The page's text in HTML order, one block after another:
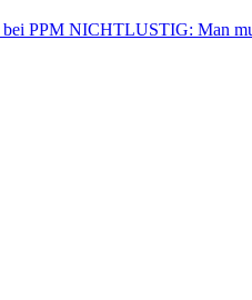
PPM NICHTLUSTIG: Man